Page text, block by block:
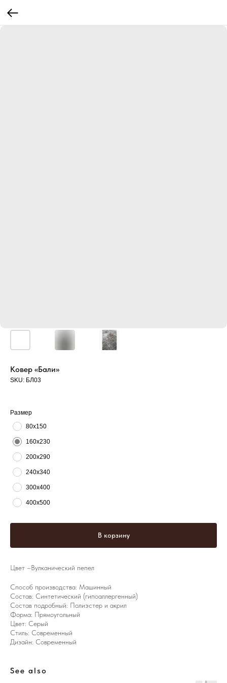
Ковер «Бали»
SKU: БЛ03
Размер
80х150
160х230
200х290
240х340
300х400
400х500
В корзину
Цвет –Вулканический пепел
Способ производства: Машинный
Состав: Синтетический (гипоаллергенный)
Состав подробный: Полиэстер и акрил
Форма: Прямоугольный
Цвет: Серый
Стиль: Современный
Дизайн: Современный
See also